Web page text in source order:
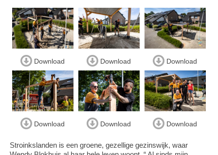
Download Download Download
Download Download Download
Stroinkslanden is een groene, gezellige gezinswijk, waar